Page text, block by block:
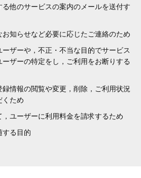
る他のサービスの案内のメールを送付す
お知らせなど必要に応じたご連絡のため
ザーや，不正・不当な目的でサービス
ザーの特定をし，ご利用をお断りする
情報の閲覧や変更，削除，ご利用状況
くため
ユーザーに利用料金を請求するため
する目的